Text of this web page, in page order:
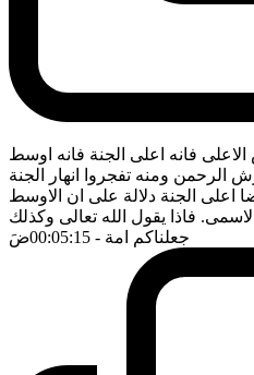
الاعلى فانه اعلى الجنة فانه اوسط
الرحمن ومنه تفجروا انهار الجنة
اعلى الجنة دلالة على ان الاوسط
فاذا يقول الله تعالى وكذلك
جعلناكم امة - 00:05:15 ضَ